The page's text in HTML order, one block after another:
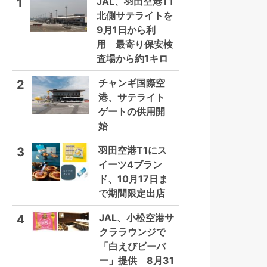
1
北側サテライトを
9月1日から利
用 最寄り保安検
査場から約1キロ
2
チャンギ国際空
港、サテライト
ゲートの供用開
始
3
羽田空港T1にス
イーツ4ブラン
ド、10月17日ま
で期間限定出店
4
JAL、小松空港サ
クララウンジで
「白えびビーバ
ー」提供 8月31